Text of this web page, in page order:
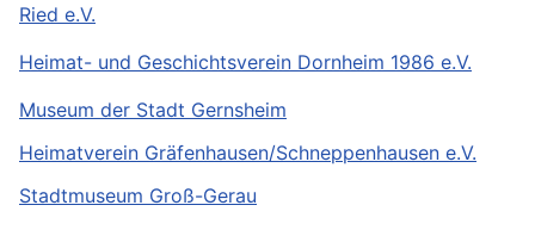
Ried e.V.
Heimat- und Geschichtsverein Dornheim 1986 e.V.
Museum der Stadt Gernsheim
Heimatverein Gräfenhausen/Schneppenhausen e.V.
Stadtmuseum Groß-Gerau